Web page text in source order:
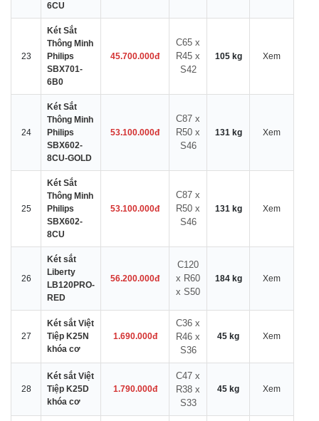
6CU
23
Két Sắt
Thông Minh
Philips
SBX701-
6B0
45.700.000đ
C65 x
R45 x
S42
105 kg Xem
24
Két Sắt
Thông Minh
Philips
SBX602-
8CU-GOLD
53.100.000đ
C87 x
R50 x
S46
131 kg Xem
25
Két Sắt
Thông Minh
Philips
SBX602-
8CU
53.100.000đ
C87 x
R50 x
S46
131 kg Xem
26
Két sắt
Liberty
LB120PRO-
RED
56.200.000đ
C120
x R60
x S50
184 kg Xem
27
Két sắt Việt
Tiệp K25N
khóa cơ
1.690.000đ
C36 x
R46 x
S36
45 kg Xem
28
Két sắt Việt
Tiệp K25D
khóa cơ
1.790.000đ
C47 x
R38 x
S33
45 kg Xem